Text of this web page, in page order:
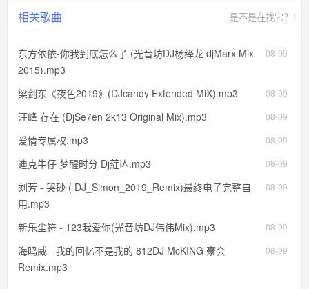
相关歌曲 是不是在找它？！
08-09
东方依依-你我到底怎么了 (光音坊DJ杨绎龙 djMarx Mix
2015).mp3
08-09
梁剑东《夜色2019》(DJcandy Extended MiX).mp3
08-09
汪峰 存在 (DjSe7en 2k13 Original Mix).mp3
08-09
爱情专属权.mp3
08-09
迪克牛仔 梦醒时分 Dj葒亾.mp3
08-09
刘芳 - 哭砂 ( DJ_Simon_2019_Remix)最终电子完整自
用.mp3
08-09
新乐尘符 - 123我爱你(光音坊DJ伟伟Mix).mp3
08-09
海鸣威 - 我的回忆不是我的 812DJ McKING 豪会
Remix.mp3